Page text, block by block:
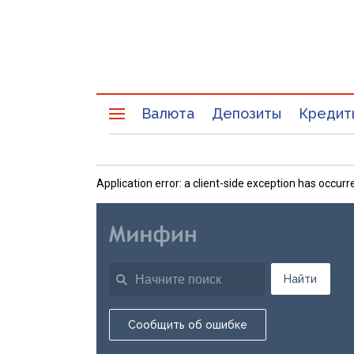
Валюта Депозиты
Application error: a client-side exception has
Найти
Сообщить об ошибке